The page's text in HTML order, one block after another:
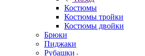
Костюмы
Костюмы тройки
Костюмы двойки
Брюки
Пиджаки
Рубашки